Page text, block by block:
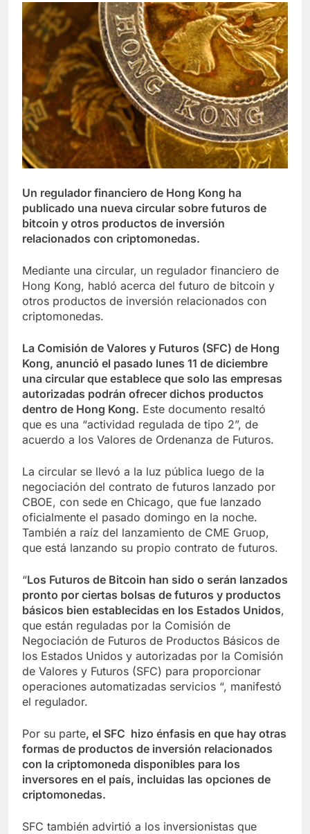
Un regulador financiero de Hong Kong ha
publicado una nueva circular sobre futuros de
bitcoin y otros productos de inversión
relacionados con criptomonedas.
Mediante una circular, un regulador financiero de
Hong Kong, habló acerca del futuro de bitcoin y
otros productos de inversión relacionados con
criptomonedas.
La Comisión de Valores y Futuros (SFC) de Hong
Kong, anunció el pasado lunes 11 de diciembre
una circular que establece que solo las empresas
autorizadas podrán ofrecer dichos productos
dentro de Hong Kong. Este documento resaltó
que es una “actividad regulada de tipo 2”, de
acuerdo a los Valores de Ordenanza de Futuros.
La circular se llevó a la luz pública luego de la
negociación del contrato de futuros lanzado por
CBOE, con sede en Chicago, que fue lanzado
oficialmente el pasado domingo en la noche.
También a raíz del lanzamiento de CME Gruop,
que está lanzando su propio contrato de futuros.
“Los Futuros de Bitcoin han sido o serán lanzados
pronto por ciertas bolsas de futuros y productos
básicos bien establecidas en los Estados Unidos,
que están reguladas por la Comisión de
Negociación de Futuros de Productos Básicos de
los Estados Unidos y autorizadas por la Comisión
de Valores y Futuros (SFC) para proporcionar
operaciones automatizadas servicios “, manifestó
el regulador.
Por su parte, el SFC hizo énfasis en que hay otras
formas de productos de inversión relacionados
con la criptomoneda disponibles para los
inversores en el país, incluidas las opciones de
criptomonedas.
SFC también advirtió a los inversionistas que